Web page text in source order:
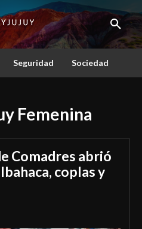
Seguridad Sociedad
Femenina
Comadres abrió
coplas y